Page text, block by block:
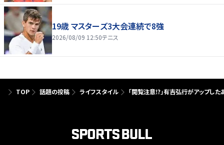
19歳 マスターズ3大会連続で8強
2026/08/09 12:50テニス
TOP 話題の投稿 ライフスタイル 「閲覧注意⁉」有吉弘行がアップし